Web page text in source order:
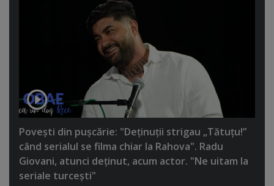
Poveşti din puşcărie: "Deţinuţii strigau „Tătuţu!”
când serialul se filma chiar la Rahova". Radu
Giovani, atunci deţinut, acum actor. "Ne uitam la
seriale turceşti"